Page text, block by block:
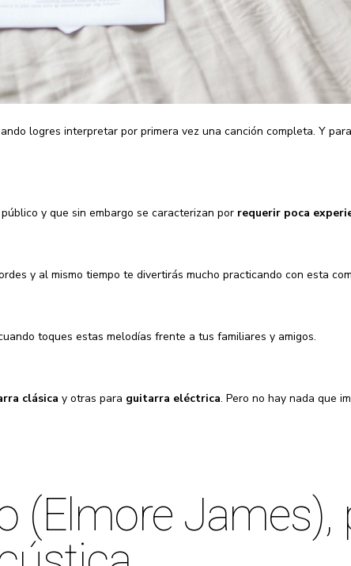
logres interpretar por primera vez una canción completa. Y
y que sin embargo se caracterizan por requerir poca
y al mismo tiempo te divertirás mucho practicando con esta
toques estas melodías frente a tus familiares y amigos.
clásica y otras para guitarra eléctrica. Pero no hay nada que
(Elmore James),